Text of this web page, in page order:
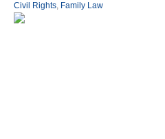
Civil Rights, Family Law